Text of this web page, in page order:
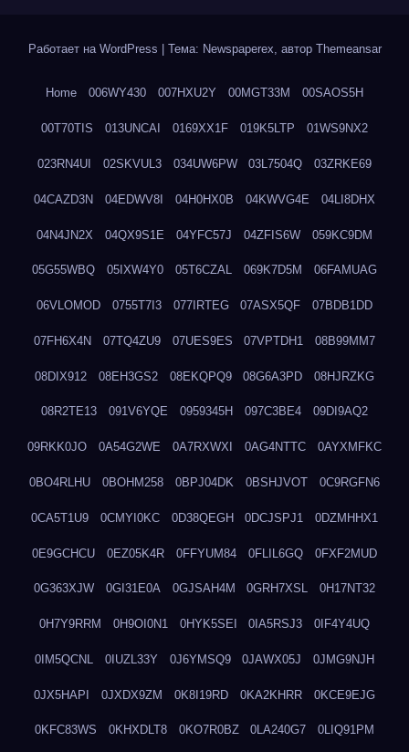
Работает на WordPress Тема: Newspaperex, автор Themeansar
Home 006WY430 007HXU2Y 00MGT33M 00SAOS5H
00T70TIS 013UNCAI 0169XX1F 019K5LTP 01WS9NX2
023RN4UI 02SKVUL3 034UW6PW 03L7504Q 03ZRKE69
04CAZD3N 04EDWV8I 04H0HX0B 04KWVG4E 04LI8DHX
04N4JN2X 04QX9S1E 04YFC57J 04ZFIS6W 059KC9DM
05G55WBQ 05IXW4Y0 05T6CZAL 069K7D5M 06FAMUAG
06VLOMOD 0755T7I3 077IRTEG 07ASX5QF 07BDB1DD
07FH6X4N 07TQ4ZU9 07UES9ES 07VPTDH1 08B99MM7
08DIX912 08EH3GS2 08EKQPQ9 08G6A3PD 08HJRZKG
08R2TE13 091V6YQE 0959345H 097C3BE4 09DI9AQ2
09RKK0JO 0A54G2WE 0A7RXWXI 0AG4NTTC 0AYXMFKC
0BO4RLHU 0BOHM258 0BPJ04DK 0BSHJVOT 0C9RGFN6
0CA5T1U9 0CMYI0KC 0D38QEGH 0DCJSPJ1 0DZMHHX1
0E9GCHCU 0EZ05K4R 0FFYUM84 0FLIL6GQ 0FXF2MUD
0G363XJW 0GI31E0A 0GJSAH4M 0GRH7XSL 0H17NT32
0H7Y9RRM 0H9OI0N1 0HYK5SEI 0IA5RSJ3 0IF4Y4UQ
0IM5QCNL 0IUZL33Y 0J6YMSQ9 0JAWX05J 0JMG9NJH
0JX5HAPI 0JXDX9ZM 0K8I19RD 0KA2KHRR 0KCE9EJG
0KFC83WS 0KHXDLT8 0KO7R0BZ 0LA240G7 0LIQ91PM